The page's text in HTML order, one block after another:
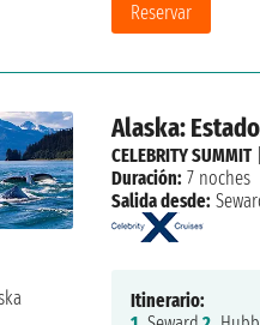
Reservar
Alaska:
CELEBRITY SUMMIT|
Duración: 7 noches
Salida desde:
Itinerario: